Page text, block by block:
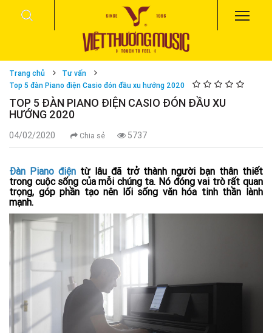
Trang chủ
Tư vấn
Top 5 đàn Piano điện Casio đón đầu xu hướng 2020
TOP 5 ĐÀN PIANO ĐIỆN CASIO ĐÓN ĐẦU XU
HƯỚNG 2020
04/02/2020 Chia sẻ 5737
Đàn Piano điện từ lâu đã trở thành người bạn thân thiết
trong cuộc sống của mỗi chúng ta. Nó đóng vai trò rất quan
trọng, góp phần tạo nên lối sống văn hóa tinh thần lành
mạnh.